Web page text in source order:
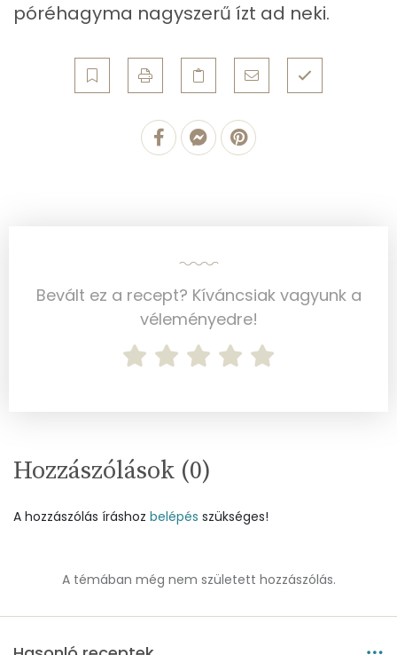
Kálcium
183 mg
Vas
1 mg
Magnézium
45 mg
Összesen
Vitaminok
póréhagyma nagyszerű ízt ad neki.
Bevált ez a recept? Kíváncsiak vagyunk a
véleményedre!
Hozzászólások (0)
A hozzászólás íráshoz belépés szükséges!
A témában még nem született hozzászólás.